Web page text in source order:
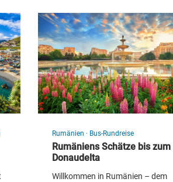
- stock.adobe.com
Rumänien · Bus-Rundreise
Rumäniens Schätze bis zum
Donaudelta
Willkommen in Rumänien – dem